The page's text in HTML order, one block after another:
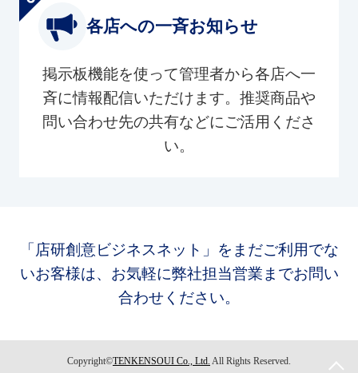
各店への一斉お知らせ
掲示板機能を使って管理者から各店へ一
斉に情報配信いただけます。推奨商品や
問い合わせ先の共有などにご活用くださ
い。
「店研創意ビジネスネット」をまだご利用でな
いお客様は、お気軽に弊社担当営業までお問い
合わせください。
Copyright©TENKENSOUI Co., Ltd. All Rights Reserved.